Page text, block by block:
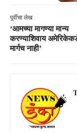
पूर्वीचा लेख
‘आमच्या मागण्या मान्य
करण्याशिवाय
मार्गच नाही’